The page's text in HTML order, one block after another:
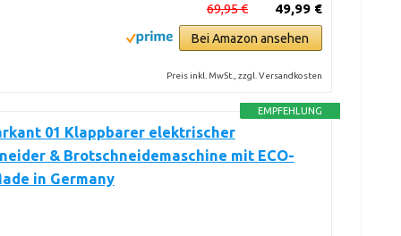
49,99 €
69,95 €
Bei Amazon ansehen
Preis inkl. MwSt., zzgl. Versandkosten
EMPFEHLUNG
01 Klappbarer elektrischer
& Brotschneidemaschine mit ECO-
in Germany